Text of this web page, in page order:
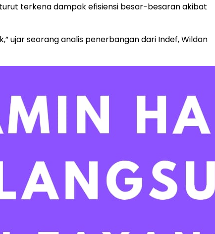
terkena dampak efisiensi besar-besaran akibat
ujar seorang analis penerbangan dari Indef, Wildan